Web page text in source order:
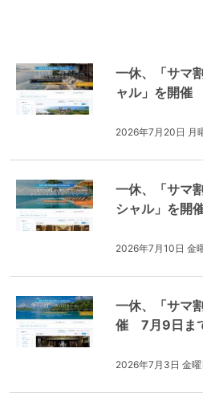
一休、「サマ
ャル」を開
2026年7月20日 月
一休、「サマ
シャル」を開
2026年7月10日 金
一休、「サマ
催 7月9日ま
2026年7月3日 金